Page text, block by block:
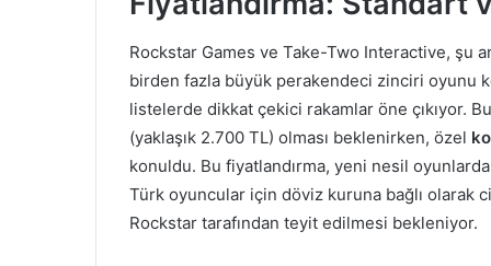
Rockstar Games ve Take-Two Interactive, şu
birden fazla büyük perakendeci zinciri oyunu
listelerde dikkat çekici rakamlar öne çıkıyor.
(yaklaşık 2.700 TL) olması beklenirken, özel
konuldu. Bu fiyatlandırma, yeni nesil
Türk oyuncular için döviz kuruna bağlı olarak
Rockstar tarafından teyit edilmesi bekleniyor.